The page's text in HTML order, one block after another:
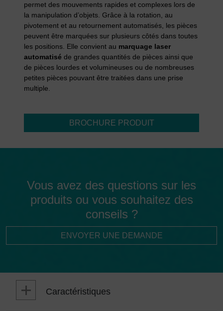
permet des mouvements rapides et complexes lors de
la manipulation d’objets. Grâce à la rotation, au
pivotement et au retournement automatisés, les pièces
peuvent être marquées sur plusieurs côtés dans toutes
les positions. Elle convient au marquage laser
automatisé de grandes quantités de pièces ainsi que
de pièces lourdes et volumineuses ou de nombreuses
petites pièces pouvant être traitées dans une prise
multiple.
BROCHURE PRODUIT
Vous avez des questions sur les
produits ou vous souhaitez des
conseils ?
ENVOYER UNE DEMANDE
Caractéristiques